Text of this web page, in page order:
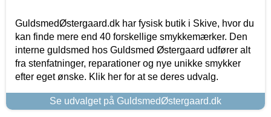
GuldsmedØstergaard.dk har fysisk butik i Skive, hvor du
kan finde mere end 40 forskellige smykkemærker. Den
interne guldsmed hos Guldsmed Østergaard udfører alt
fra stenfatninger, reparationer og nye unikke smykker
efter eget ønske. Klik her for at se deres udvalg.
Se udvalget på GuldsmedØstergaard.dk